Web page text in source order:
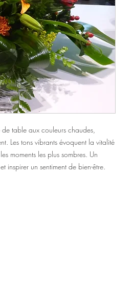
table aux couleurs chaudes,
Les tons vibrants évoquent la vitalité
moments les plus sombres. Un
inspirer un sentiment de bien-être.